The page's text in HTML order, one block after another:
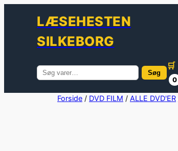
LÆSEHESTEN
SILKEBORG
Søg
efter:
Søg
🛒
0
Forside / DVD FILM / ALLE DVD'ER